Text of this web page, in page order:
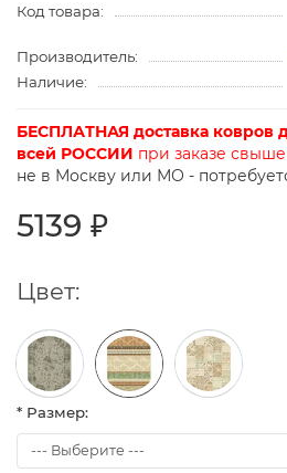
Код товара:
Производитель:
Наличие:
БЕСПЛАТНАЯ доставка ковров
всей РОССИИ при заказе свыше
не в Москву или МО -
5139 ₽
Цвет:
* Размер: